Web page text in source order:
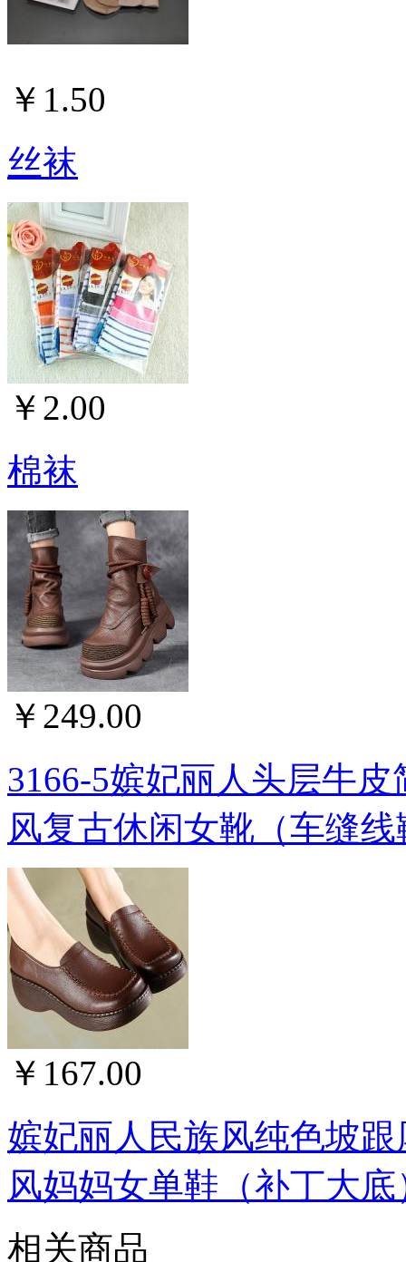
￥1.50
丝袜
￥2.00
棉袜
￥249.00
3166-5嫔妃丽人头层牛
风复古休闲女靴（车缝线
￥167.00
嫔妃丽人民族风纯色坡
风妈妈女单鞋（补丁大底
相关商品